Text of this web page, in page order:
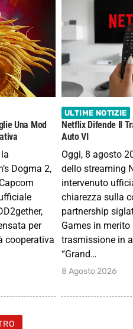
Una Mod
Dogma 2,
per
cooperativa
ULTIME NOTIZIE
Netflix Difende Il
Auto VI
Oggi, 8 agosto
dello streaming
intervenuto
chiarezza sulla
partnership
Games in merito
trasmissione in
“Grand…
8 Agosto 2026